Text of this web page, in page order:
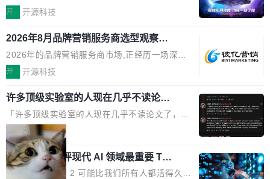
舰供电方案
继2026台北电脑展首度亮相后，技嘉科技近日正
电源专为发烧级DIY主机与本地AI算力平台打
造，整机长度仅16厘米，提供1600W额定功率
与80PLUS钛金能效；支持ATX 3.1与PCIe 5.1
实时LCD监控屏，可充分满足当下高阶PC主机
的严苛使用需求。 澎湃功率，紧凑机身 钛金雕1
600PG5 AI TOP具备强悍输出功率，同时实现
机身尺寸大幅精简。整机长度仅16厘米，属于同
功率段机身尺寸十分紧凑的1600W电源产品。小
巧机身有效提升市面主流标准A...
开 开源科技
2026年8月品牌营销服务商选型观察：
从流量思维到品牌资产思维的范式转移
2026年的品牌营销服务商市场,正经历一场深刻
的价值重构。全球全案品牌代理机构市场从2025
复合增长率达5.44%,预计2032年将突破120亿美
元。数字广告与公共关系相关服务市场更是从20
25年的8463亿美元扩张至2026年的8763亿美
元。数字的背后是一个清晰的事实——品牌对专
业化营销服务的需求从未如此迫切。 但市场扩容
的同时,服务商的竞争逻辑正在改变。2026年Top
开 开源科技
许多顶级实验室的人现在几乎不读论文
了
「许多顶级实验室的人现在几乎不读论文了，而
且他们认为 ICLR/ICML/NeurIPS 充斥着大量过
度宣传和欺诈。」 OpenAI 研究员 Keller Jorda
n 这条推文引发了广泛讨论。他不是在说风凉
话，他是说出了一个圈内人尽皆知但很少公开捅
局
xAI 前工程师评现代 AI 领域最重要 Top
3 开源项目
Flash Attention 2 可能比我们所有人都活得久。